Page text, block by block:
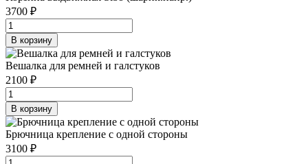
3700 ₽
В корзину
Вешалка для ремней и галстуков
2100 ₽
В корзину
Брючница крепление с одной стороны
3100 ₽